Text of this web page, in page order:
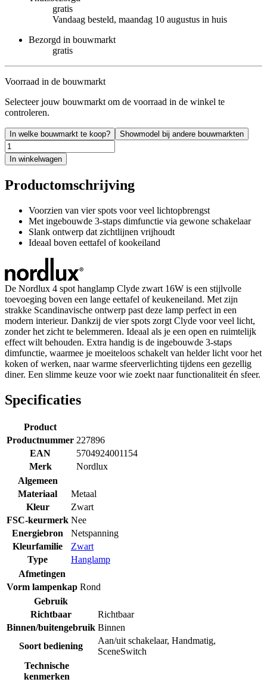
gratis
Vandaag besteld, maandag 10 augustus in huis
Bezorgd in bouwmarkt
gratis
Voorraad in de bouwmarkt
Selecteer jouw bouwmarkt om de voorraad in de winkel te
controleren.
In welke bouwmarkt te koop? Showmodel bij andere bouwmarkten
In winkelwagen
Productomschrijving
Voorzien van vier spots voor veel lichtopbrengst
Met ingebouwde 3-staps dimfunctie via gewone schakelaar
Slank ontwerp dat zichtlijnen vrijhoudt
Ideaal boven eettafel of kookeiland
De Nordlux 4 spot hanglamp Clyde zwart 16W is een stijlvolle
toevoeging boven een lange eettafel of keukeneiland. Met zijn
strakke Scandinavische ontwerp past deze lamp perfect in een
modern interieur. Dankzij de vier spots zorgt Clyde voor veel licht,
zonder het zicht te belemmeren. Ideaal als je een open en ruimtelijk
effect wilt behouden. Extra handig is de ingebouwde 3-staps
dimfunctie, waarmee je moeiteloos schakelt van helder licht voor het
koken of werken, naar warme sfeerverlichting tijdens een gezellig
diner. Een slimme keuze voor wie zoekt naar functionaliteit én sfeer.
Specificaties
Product
Productnummer 227896
EAN
5704924001154
Merk
Nordlux
Algemeen
Materiaal
Metaal
Kleur
Zwart
FSC-keurmerk Nee
Energiebron
Netspanning
Kleurfamilie
Zwart
Type
Hanglamp
Afmetingen
Vorm lampenkap Rond
Gebruik
Richtbaar
Richtbaar
Binnen/buitengebruik Binnen
Soort bediening
Aan/uit schakelaar, Handmatig,
SceneSwitch
Technische
kenmerken